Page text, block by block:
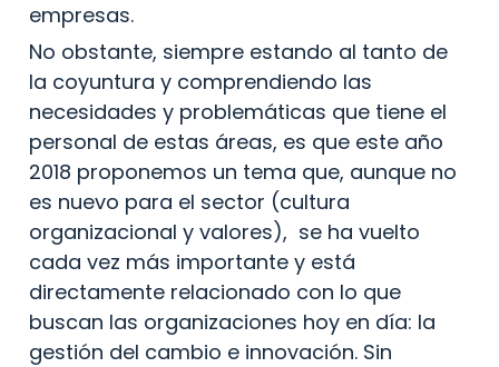
empresas.
No obstante, siempre estando al tanto de
la coyuntura y comprendiendo las
necesidades y problemáticas que tiene el
personal de estas áreas, es que este año
2018 proponemos un tema que, aunque no
es nuevo para el sector (cultura
organizacional y valores),  se ha vuelto
cada vez más importante y está
directamente relacionado con lo que
buscan las organizaciones hoy en día: la
gestión del cambio e innovación. Sin